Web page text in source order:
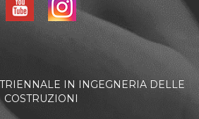
IN INGEGNERIA DELLE
COSTRUZIONI